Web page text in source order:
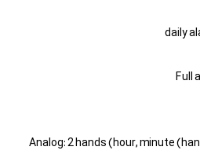
Full
Analog: 2 hands (hour, minute